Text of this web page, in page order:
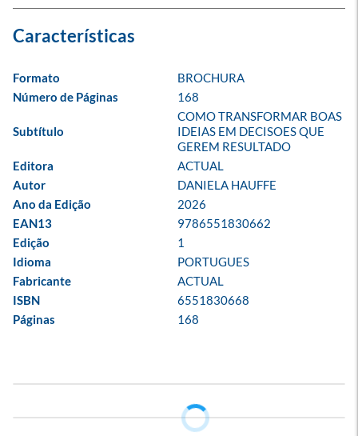
Formato
BROCHURA
Número de Páginas
168
Subtítulo
COMO TRANSFORMAR BOAS
IDEIAS EM DECISOES QUE
GEREM RESULTADO
Editora
ACTUAL
Autor
DANIELA HAUFFE
Ano da Edição
2026
EAN13
9786551830662
Edição
1
Idioma
PORTUGUES
Fabricante
ACTUAL
ISBN
6551830668
Páginas
168